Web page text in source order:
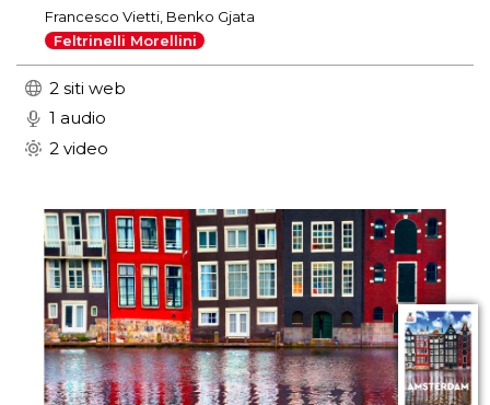
Francesco Vietti, Benko Gjata
Feltrinelli Morellini
2 siti web
1 audio
2 video